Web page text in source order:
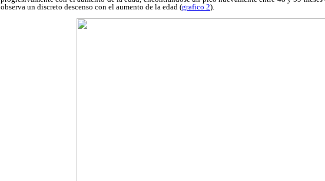
observa un discreto descenso con el aumento de la edad (grafico 2).